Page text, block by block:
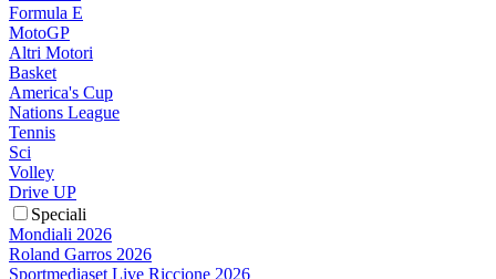
Formula E
MotoGP
Altri Motori
Basket
America's Cup
Nations League
Tennis
Sci
Volley
Drive UP
Speciali
Mondiali 2026
Roland Garros 2026
Sportmediaset Live Riccione 2026